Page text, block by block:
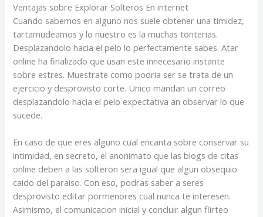
Ventajas sobre Explorar Solteros En internet
Cuando sabemos en alguno nos suele obtener una timidez,
tartamudeamos y lo nuestro es la muchas tonterias.
Desplazandolo hacia el pelo lo perfectamente sabes. Atar
online ha finalizado que usan este innecesario instante
sobre estres. Muestrate como podri­a ser se trata de un
ejercicio y desprovisto corte. Unico mandan un correo
desplazandolo hacia el pelo expectativa an observar lo que
sucede.
En caso de que eres alguno cual encanta sobre conservar su
intimidad, en secreto, el anonimato que las blogs de citas
online deben a las solteron sera igual que algun obsequio
caido del paraiso. Con eso, podras saber a seres
desprovisto editar pormenores cual nunca te interesen.
Asimismo, el comunicacion inicial y concluir algun flirteo